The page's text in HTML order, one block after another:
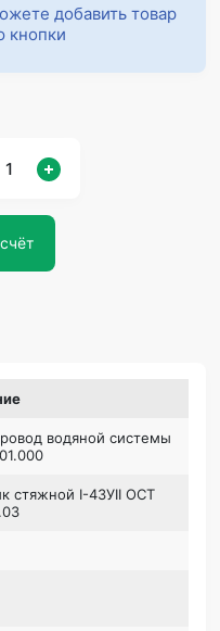
добавить товар
кнопки
на расчёт
водяной системы
стяжной I-43УII ОСТ